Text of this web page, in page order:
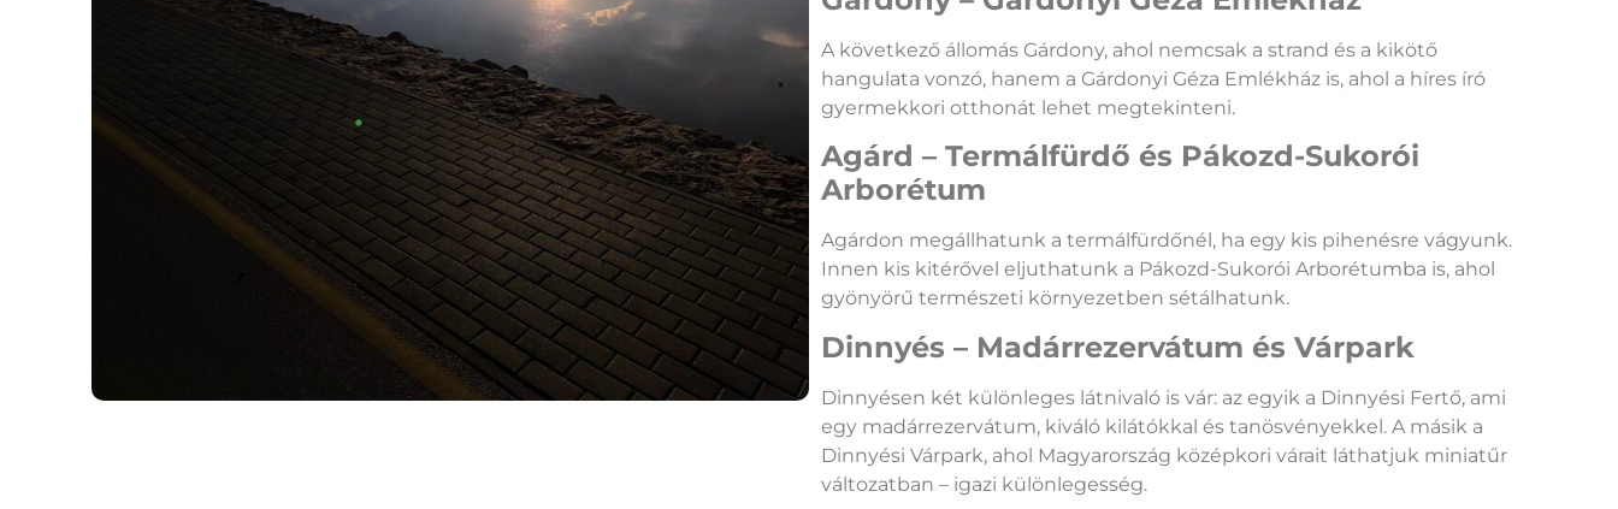
A következő állomás Gárdony, ahol nemcsak a strand és a kikötő
hangulata vonzó, hanem a Gárdonyi Géza Emlékház is, ahol a híres író
gyermekkori otthonát lehet megtekinteni.
Agárd – Termálfürdő és Pákozd-Sukorói
Arborétum
Agárdon megállhatunk a termálfürdőnél, ha egy kis pihenésre vágyunk.
Innen kis kitérővel eljuthatunk a Pákozd-Sukorói Arborétumba is, ahol
gyönyörű természeti környezetben sétálhatunk.
Dinnyés – Madárrezervátum és Várpark
Dinnyésen két különleges látnivaló is vár: az egyik a Dinnyési Fertő, ami
egy madárrezervátum, kiváló kilátókkal és tanösvényekkel. A másik a
Dinnyési Várpark, ahol Magyarország középkori várait láthatjuk miniatűr
változatban – igazi különlegesség.